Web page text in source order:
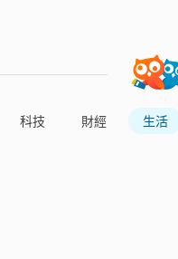
科技 財經 生活